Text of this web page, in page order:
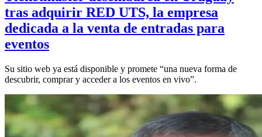
tras adquirir RED UTS, la empresa
dedicada a la venta de entradas para
eventos
Su sitio web ya está disponible y promete “una nueva forma de
descubrir, comprar y acceder a los eventos en vivo”.